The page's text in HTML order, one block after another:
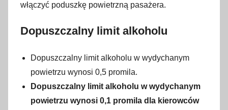
włączyć poduszkę powietrzną pasażera.
Dopuszczalny limit alkoholu
Dopuszczalny limit alkoholu w wydychanym
powietrzu wynosi 0,5 promila.
Dopuszczalny limit alkoholu w wydychanym
powietrzu wynosi 0,1 promila dla kierowców